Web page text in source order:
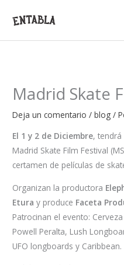
Madrid Skate
Deja un comentario /blog /
El 1 y 2 de Diciembre, tendrá
Madrid Skate Film Festival
certamen de películas de
Organizan la productora
Etura y produce Faceta
Patrocinan el evento:
Powell Peralta, Lush
UFO longboards y Caribbean.